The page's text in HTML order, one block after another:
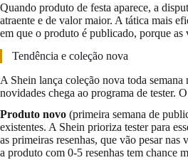
Quando produto de festa aparece, a
atraente e de valor maior. A tática mais
em que o produto é publicado, porque as
Tendência e coleção nova
A Shein lança coleção nova toda semana
novidades chega ao programa de tester.
Produto novo (primeira semana de
existentes. A Shein prioriza tester para
as primeiras resenhas, que vão pesar nas
a produto com 0-5 resenhas tem chance